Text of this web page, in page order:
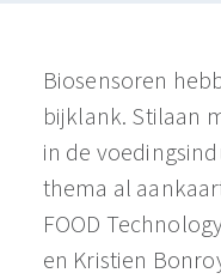
Biosensoren
bijklank. Stilaan
in de
thema al
FOOD
en Kristien